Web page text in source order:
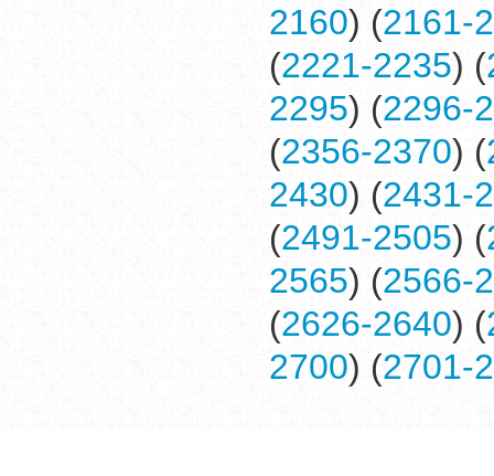
2160) (2161-
(2221-2235) (
2295) (2296-
(2356-2370) (
2430) (2431-
(2491-2505) (
2565) (2566-
(2626-2640) (
2700) (2701-